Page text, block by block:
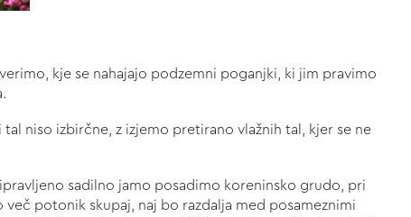
kje se nahajajo podzemni poganjki, ki jim pravimo
niso izbirčne, z izjemo pretirano vlažnih tal, kjer se ne
sadilno jamo posadimo koreninsko grudo, pri
potonik skupaj, naj bo razdalja med posameznimi